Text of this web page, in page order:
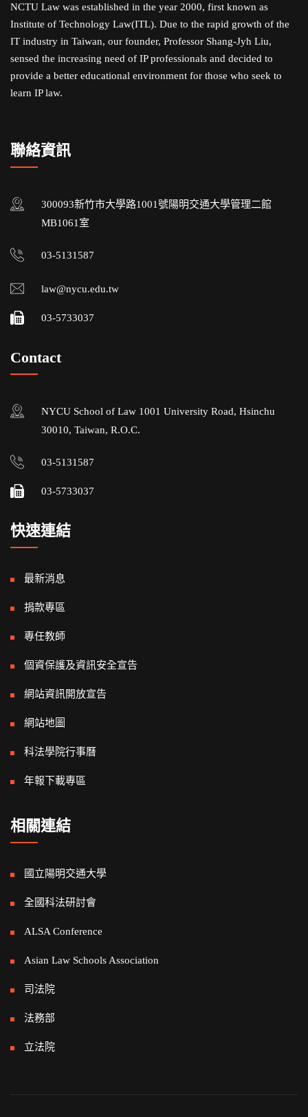
NCTU Law was established in the year 2000, first known as
Institute of Technology Law(ITL). Due to the rapid growth of the
IT industry in Taiwan, our founder, Professor Shang-Jyh Liu,
sensed the increasing need of IP professionals and decided to
provide a better educational environment for those who seek to
learn IP law.
聯絡資訊
300093新竹市大學路1001號陽明交通大學管理二館
MB1061室
03-5131587
law@nycu.edu.tw
03-5733037
Contact
NYCU School of Law 1001 University Road, Hsinchu
30010, Taiwan, R.O.C.
03-5131587
03-5733037
快速連結
最新消息
捐款專區
專任教師
個資保護及資訊安全宣告
網站資訊開放宣告
網站地圖
科法學院行事曆
年報下載專區
相關連結
國立陽明交通大學
全國科法研討會
ALSA Conference
Asian Law Schools Association
司法院
法務部
立法院